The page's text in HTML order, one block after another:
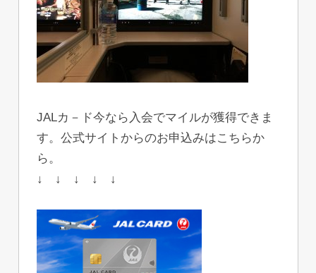
JALカ－ド今なら入会でマイルが獲得できま
す。公式サイトからのお申込みはこちらか
ら。
↓ ↓ ↓ ↓ ↓